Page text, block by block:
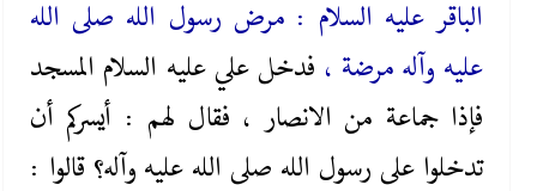
الباقر عليه ‌السلام : مرض رسول الله صلى ‌الله‌
عليه ‌وآله مرضة ، فدخل علي عليه ‌السلام المسجد
فإذا جماعة من الانصار ، فقال لهم : أيسركم أن
تدخلوا على رسول الله صلى ‌الله‌ عليه ‌وآله؟ قالوا :